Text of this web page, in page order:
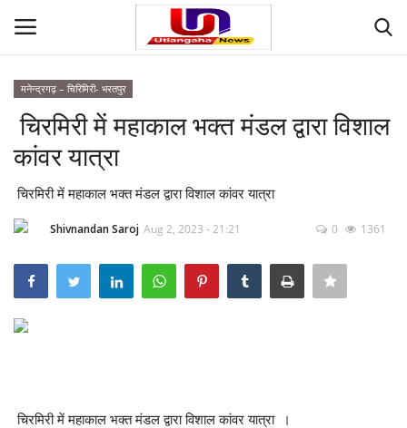
Home
मनोरंजन
मनेन्द्रगढ़ – चिरिमिरी- भरतपुर
चिरमिरी में महाकाल भक्त मंडल द्वारा विशाल
कांवर यात्रा
चिरमिरी में महाकाल भक्त मंडल द्वारा विशाल कांवर यात्रा
Shivnandan Saroj Aug 2, 2023 - 21:21 0 1361
चिरमिरी में महाकाल भक्त मंडल द्वारा विशाल कांवर यात्रा ।